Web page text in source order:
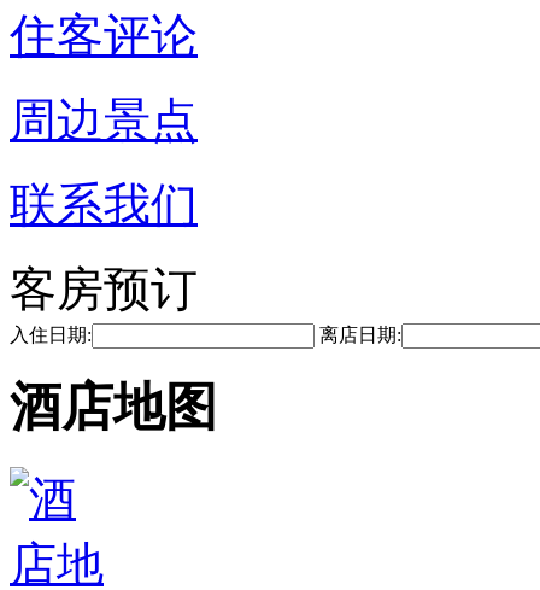
住客评论
周边景点
联系我们
客房预订
入住日期: 离店日期:
酒店地图